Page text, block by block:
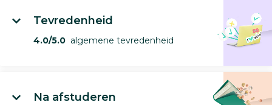
Tevredenheid
4.0/5.0 algemene tevredenheid
Na afstuderen